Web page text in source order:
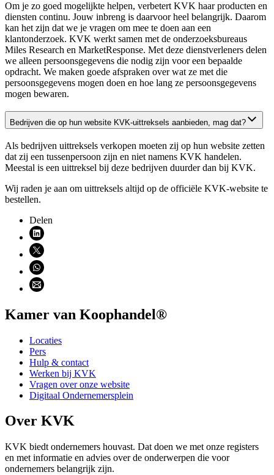
Om je zo goed mogelijkte helpen, verbetert KVK haar producten en
diensten continu. Jouw inbreng is daarvoor heel belangrijk. Daarom
kan het zijn dat we je vragen om mee te doen aan een
klantonderzoek. KVK werkt samen met de onderzoeksbureaus
Miles Research en MarketResponse. Met deze dienstverleners delen
we alleen persoonsgegevens die nodig zijn voor een bepaalde
opdracht. We maken goede afspraken over wat ze met die
persoonsgegevens mogen doen en hoe lang ze persoonsgegevens
mogen bewaren.
Bedrijven die op hun website KVK-uittreksels aanbieden, mag dat?
Als bedrijven uittreksels verkopen moeten zij op hun website zetten
dat zij een tussenpersoon zijn en niet namens KVK handelen.
Meestal is een uittreksel bij deze bedrijven duurder dan bij KVK.
Wij raden je aan om uittreksels altijd op de officiële KVK-website te
bestellen.
Delen
Deel via LinkedIn (opent nieuw venster)
Deel via X (opent nieuw venster)
Deel via WhatsApp (opent WhatsApp)
Deel via email (opent email programma)
Kamer van Koophandel®
Locaties
Pers
Hulp & contact
Werken bij KVK
Vragen over onze website
Digitaal Ondernemersplein
Over KVK
KVK biedt ondernemers houvast. Dat doen we met onze registers
en met informatie en advies over de onderwerpen die voor
ondernemers belangrijk zijn.